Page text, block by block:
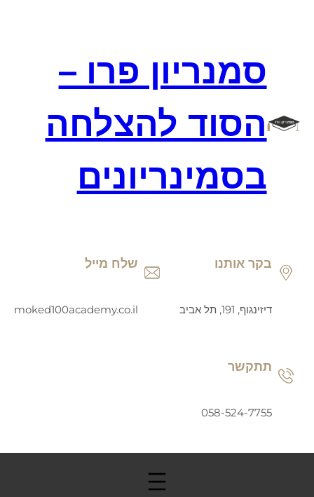
סמנריון פרו –
הסוד להצלחה
בסמינריונים
בקר אותנו
דיזינגוף, 191, תל אביב
שלח מייל
moked100academy.co.il
תתקשר
058-524-7755